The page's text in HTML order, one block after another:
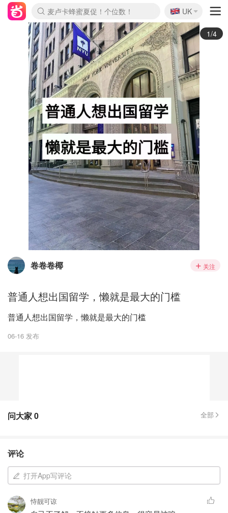
麦卢卡蜂蜜夏促！个位数！
Prada/Miu 4.8折！
啥？必胜客披萨5折！
🇬🇧
UK
2/4
卷卷卷椰 关注
普通人想出国留学，懒就是最大的门槛
普通人想出国留学，懒就是最大的门槛
06-16 发布
问大家0 全部
评论
打开App写评论
恃靓可谅